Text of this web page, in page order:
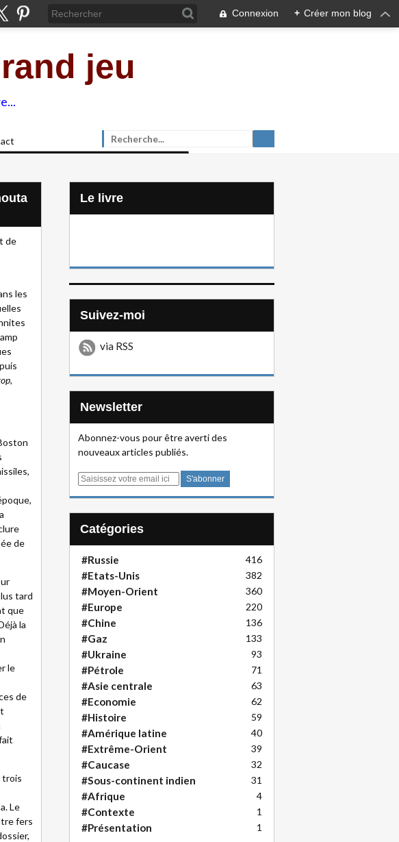
Connexion + Créer mon blog
jeu
de
les
de
tard
que
la
le
de
trois
Le
fers
Le livre
Suivez-moi
via RSS
Newsletter
Abonnez-vous pour être averti des
nouveaux articles publiés.
E
Catégories
#Russie 416
#Etats-Unis 382
#Moyen-Orient 360
#Europe 220
#Chine 136
#Gaz 133
#Ukraine 93
#Pétrole 71
#Asie centrale 63
#Economie 62
#Histoire 59
#Amérique latine 40
#Extrême-Orient 39
#Caucase 32
#Sous-continent indien 31
#Afrique 4
#Contexte 1
#Présentation 1